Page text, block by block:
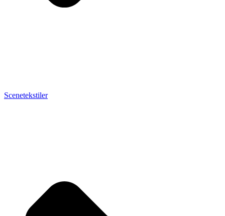
Scenetekstiler